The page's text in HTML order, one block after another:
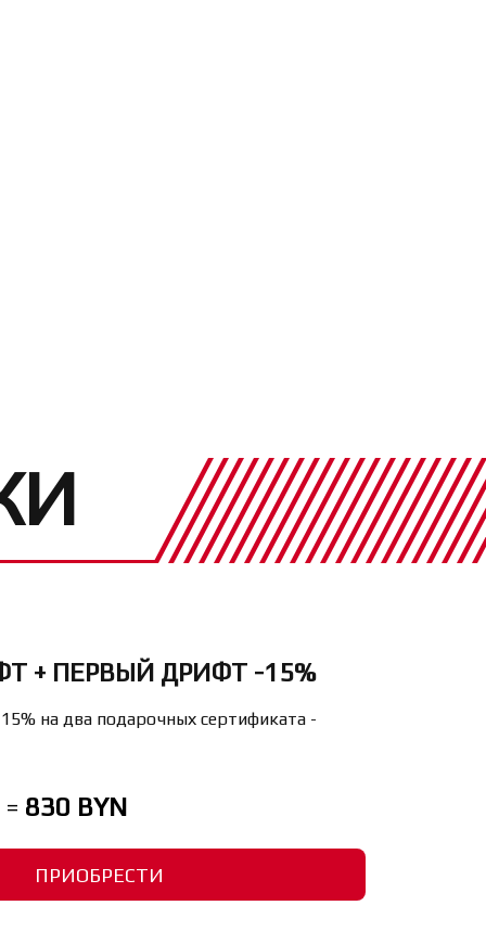
ПРИОБРЕСТИ
+ ПЕРВЫЙ ДРИФТ -15%
на два подарочных сертификата -
830 BYN